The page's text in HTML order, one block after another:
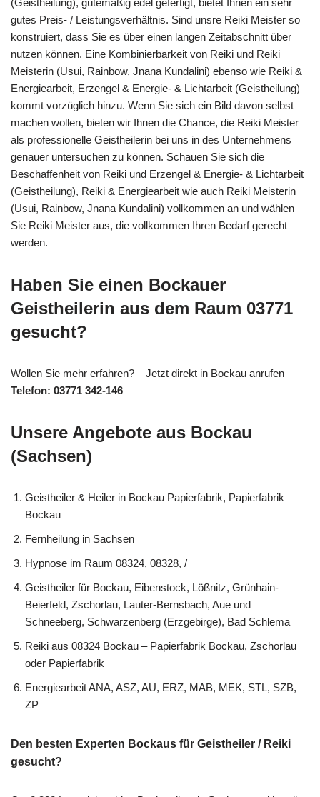
(Geistheilung), gütemäßig edel gefertigt, bietet Ihnen ein sehr
gutes Preis- / Leistungsverhältnis. Sind unsre Reiki Meister so
konstruiert, dass Sie es über einen langen Zeitabschnitt über
nutzen können. Eine Kombinierbarkeit von Reiki und Reiki
Meisterin (Usui, Rainbow, Jnana Kundalini) ebenso wie Reiki &
Energiearbeit, Erzengel & Energie- & Lichtarbeit (Geistheilung)
kommt vorzüglich hinzu. Wenn Sie sich ein Bild davon selbst
machen wollen, bieten wir Ihnen die Chance, die Reiki Meister
als professionelle Geistheilerin bei uns in des Unternehmens
genauer untersuchen zu können. Schauen Sie sich die
Beschaffenheit von Reiki und Erzengel & Energie- & Lichtarbeit
(Geistheilung), Reiki & Energiearbeit wie auch Reiki Meisterin
(Usui, Rainbow, Jnana Kundalini) vollkommen an und wählen
Sie Reiki Meister aus, die vollkommen Ihren Bedarf gerecht
werden.
Haben Sie einen Bockauer
Geistheilerin aus dem Raum 03771
gesucht?
Wollen Sie mehr erfahren? – Jetzt direkt in Bockau anrufen –
Telefon: 03771 342-146
Unsere Angebote aus Bockau
(Sachsen)
Geistheiler & Heiler in Bockau Papierfabrik, Papierfabrik
Bockau
Fernheilung in Sachsen
Hypnose im Raum 08324, 08328, /
Geistheiler für Bockau, Eibenstock, Lößnitz, Grünhain-
Beierfeld, Zschorlau, Lauter-Bernsbach, Aue und
Schneeberg, Schwarzenberg (Erzgebirge), Bad Schlema
Reiki aus 08324 Bockau – Papierfabrik Bockau, Zschorlau
oder Papierfabrik
Energiearbeit ANA, ASZ, AU, ERZ, MAB, MEK, STL, SZB,
ZP
Den besten Experten Bockaus für Geistheiler / Reiki
gesucht?